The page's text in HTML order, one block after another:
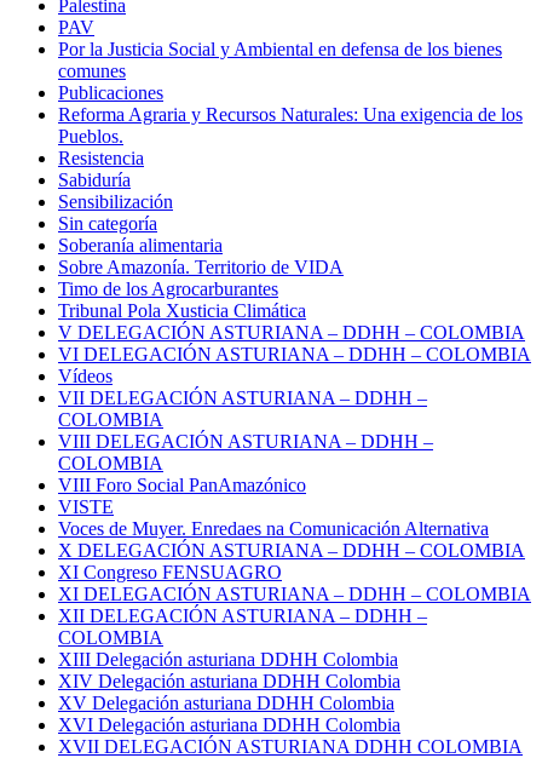
Palestina
PAV
Por la Justicia Social y Ambiental en defensa de los bienes
comunes
Publicaciones
Reforma Agraria y Recursos Naturales: Una exigencia de los
Pueblos.
Resistencia
Sabiduría
Sensibilización
Sin categoría
Soberanía alimentaria
Sobre Amazonía. Territorio de VIDA
Timo de los Agrocarburantes
Tribunal Pola Xusticia Climática
V DELEGACIÓN ASTURIANA – DDHH – COLOMBIA
VI DELEGACIÓN ASTURIANA – DDHH – COLOMBIA
Vídeos
VII DELEGACIÓN ASTURIANA – DDHH –
COLOMBIA
VIII DELEGACIÓN ASTURIANA – DDHH –
COLOMBIA
VIII Foro Social PanAmazónico
VISTE
Voces de Muyer. Enredaes na Comunicación Alternativa
X DELEGACIÓN ASTURIANA – DDHH – COLOMBIA
XI Congreso FENSUAGRO
XI DELEGACIÓN ASTURIANA – DDHH – COLOMBIA
XII DELEGACIÓN ASTURIANA – DDHH –
COLOMBIA
XIII Delegación asturiana DDHH Colombia
XIV Delegación asturiana DDHH Colombia
XV Delegación asturiana DDHH Colombia
XVI Delegación asturiana DDHH Colombia
XVII DELEGACIÓN ASTURIANA DDHH COLOMBIA